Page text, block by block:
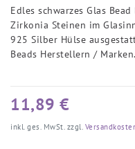
Edles schwarzes Glas
Zirkonia Steinen im
925 Silber Hülse
Beads Herstellern / Marken.
11,89 €
inkl. ges. MwSt. zzgl.